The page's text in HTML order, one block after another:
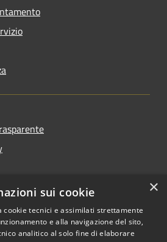
×
sui cookie
cookie tecnici e assimilati strettamente
e alla navigazione del sito,
analitico al solo fine di elaborare